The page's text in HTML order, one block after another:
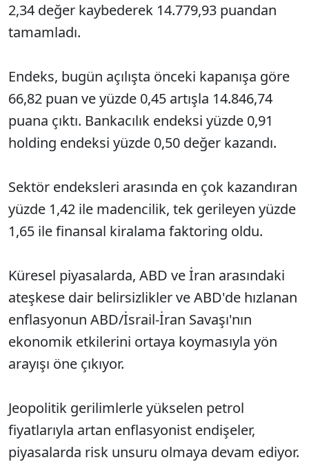
2,34 değer kaybederek 14.779,93 puandan
tamamladı.
Endeks, bugün açılışta önceki kapanışa göre
66,82 puan ve yüzde 0,45 artışla 14.846,74
puana çıktı. Bankacılık endeksi yüzde 0,91
holding endeksi yüzde 0,50 değer kazandı.
Sektör endeksleri arasında en çok kazandıran
yüzde 1,42 ile madencilik, tek gerileyen yüzde
1,65 ile finansal kiralama faktoring oldu.
Küresel piyasalarda, ABD ve İran arasındaki
ateşkese dair belirsizlikler ve ABD'de hızlanan
enflasyonun ABD/İsrail-İran Savaşı'nın
ekonomik etkilerini ortaya koymasıyla yön
arayışı öne çıkıyor.
Jeopolitik gerilimlerle yükselen petrol
fiyatlarıyla artan enflasyonist endişeler,
piyasalarda risk unsuru olmaya devam ediyor.